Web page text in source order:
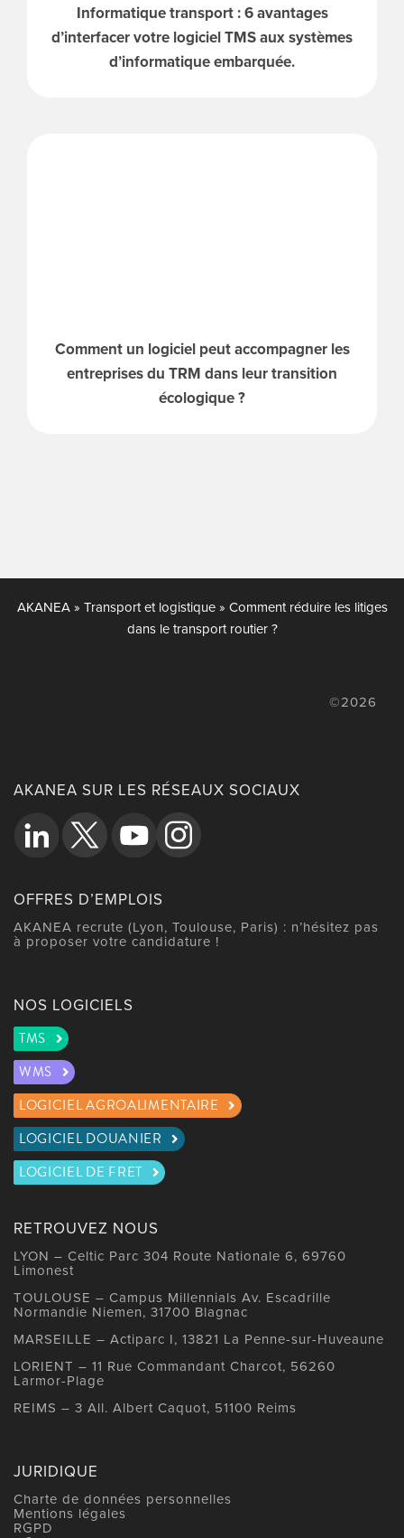
Informatique transport : 6 avantages
d’interfacer votre logiciel TMS aux systèmes
d’informatique embarquée.
Comment un logiciel peut accompagner les
entreprises du TRM dans leur transition
écologique ?
AKANEA» Transport et logistique» Comment réduire les litiges
dans le transport routier ?
©2026
AKANEA SUR LES RÉSEAUX SOCIAUX
OFFRES D’EMPLOIS
AKANEA recrute (Lyon, Toulouse, Paris) : n’hésitez pas
à proposer votre candidature !
NOS LOGICIELS
TMS
WMS
LOGICIEL AGROALIMENTAIRE
LOGICIEL DOUANIER
LOGICIEL DE FRET
RETROUVEZ NOUS
LYON – Celtic Parc 304 Route Nationale 6, 69760
Limonest
TOULOUSE – Campus Millennials Av. Escadrille
Normandie Niemen, 31700 Blagnac
MARSEILLE – Actiparc I, 13821 La Penne-sur-Huveaune
LORIENT – 11 Rue Commandant Charcot, 56260
Larmor-Plage
REIMS – 3 All. Albert Caquot, 51100 Reims
JURIDIQUE
Charte de données personnelles
Mentions légales
RGPD